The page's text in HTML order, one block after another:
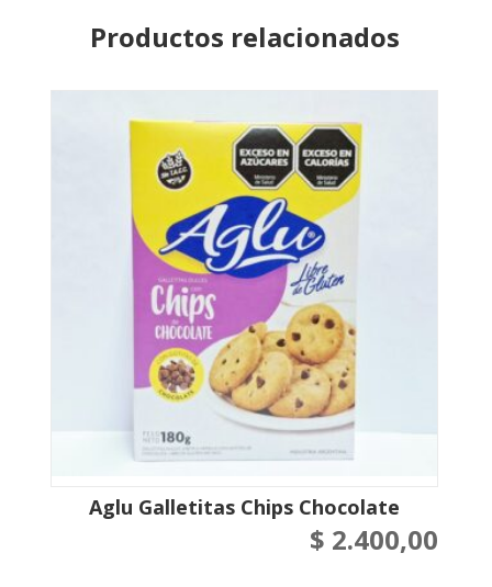
Productos relacionados
Aglu Galletitas Chips Chocolate
$ 2.400,00